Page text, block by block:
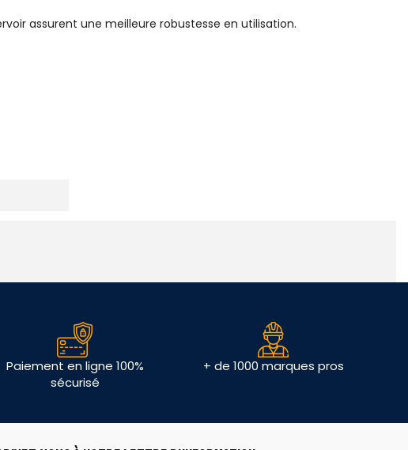
assurent une meilleure robustesse en utilisation.
Paiement en ligne 100%
sécurisé
+ de 1000 marques pros